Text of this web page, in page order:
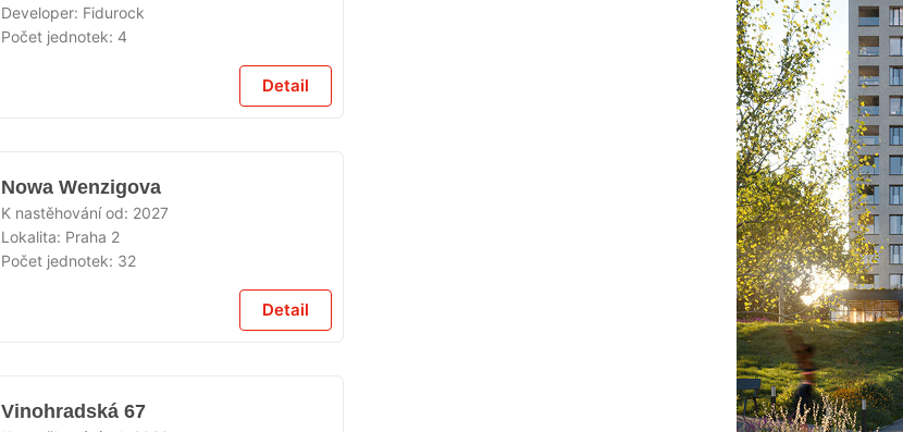
Developer: Fidurock
Počet jednotek:4
Detail
Nowa Wenzigova
K nastěhování od: 2027
Lokalita: Praha 2
Počet jednotek: 32
Detail
Vinohradská 67